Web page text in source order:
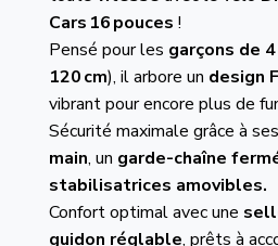
Cars 16 pouces !
Pensé pour les garçons de 4
120 cm), il arbore un design
vibrant pour encore plus de
Sécurité maximale grâce à ses
main, un garde-chaîne
stabilisatrices amovibles.
Confort optimal avec une
guidon réglable, prêts à